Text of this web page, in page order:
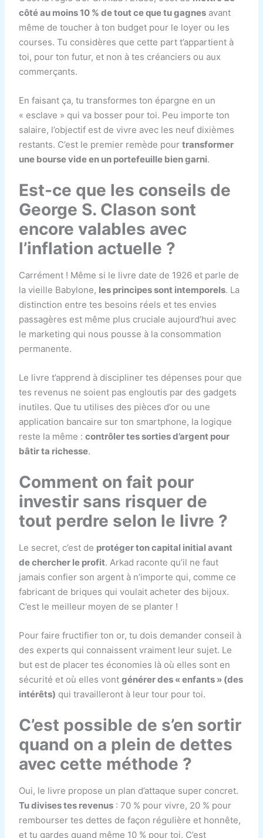
côté au moins 10 % de tout ce que tu gagnes avant
même de toucher à ton budget pour le loyer ou les
courses. Tu considères que cette part t’appartient à
toi, pour ton futur, et non à tes créanciers ou aux
commerçants.
En faisant ça, tu transformes ton épargne en un
« esclave » qui va bosser pour toi. Peu importe ton
salaire, l’objectif est de vivre avec les neuf dixièmes
restants. C’est le premier remède pourtransformer
une bourse vide en un portefeuille bien garni.
Est-ce que les conseils de
George S. Clason sont
encore valables avec
l’inflation actuelle ?
Carrément ! Même si le livre date de 1926 et parle de
la vieille Babylone, les principes sont intemporels. La
distinction entre tes besoins réels et tes envies
passagères est même plus cruciale aujourd’hui avec
le marketing qui nous pousse à la consommation
permanente.
Le livre t’apprend à discipliner tes dépenses pour que
tes revenus ne soient pas engloutis par des gadgets
inutiles. Que tu utilises des pièces d’or ou une
application bancaire sur ton smartphone, la logique
reste la même :contrôler tes sorties d’argent pour
bâtir ta richesse.
Comment on fait pour
investir sans risquer de
tout perdre selon le livre ?
Le secret, c’est de protéger ton capital initial avant
de chercher le profit. Arkad raconte qu’il ne faut
jamais confier son argent à n’importe qui, comme ce
fabricant de briques qui voulait acheter des bijoux.
C’est le meilleur moyen de se planter !
Pour faire fructifier ton or, tu dois demander conseil à
des experts qui connaissent vraiment leur sujet. Le
but est de placer tes économies là où elles sont en
sécurité et où elles vontgénérer des « enfants » (des
intérêts) qui travailleront à leur tour pour toi.
C’est possible de s’en sortir
quand on a plein de dettes
avec cette méthode ?
Oui, le livre propose un plan d’attaque super concret.
Tu divises tes revenus : 70 % pour vivre, 20 % pour
rembourser tes dettes de façon régulière et honnête,
et tu gardes quand même 10 % pour toi. C’est